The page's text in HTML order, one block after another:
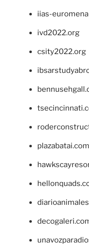
iias-
ivd2022.org
csity2022.org
plazabatai.com